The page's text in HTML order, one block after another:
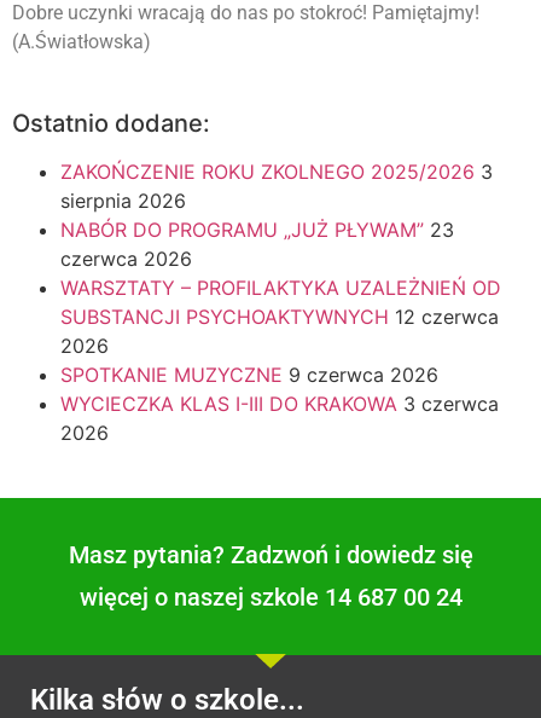
Dobre uczynki wracają do nas po stokroć! Pamiętajmy!
(A.Światłowska)
Ostatnio dodane:
ZAKOŃCZENIE ROKU ZKOLNEGO 2025/2026 3
sierpnia 2026
NABÓR DO PROGRAMU „JUŻ PŁYWAM” 23
czerwca 2026
WARSZTATY – PROFILAKTYKA UZALEŻNIEŃ OD
SUBSTANCJI PSYCHOAKTYWNYCH 12 czerwca
2026
SPOTKANIE MUZYCZNE 9 czerwca 2026
WYCIECZKA KLAS I-III DO KRAKOWA 3 czerwca
2026
Masz pytania? Zadzwoń i dowiedz się
więcej o naszej szkole 14 687 00 24
Kilka słów o szkole...